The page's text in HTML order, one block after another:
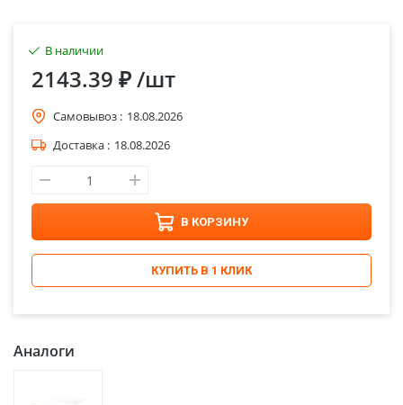
В наличии
2143.39 ₽/шт
Самовывоз : 18.08.2026
Доставка : 18.08.2026
В КОРЗИНУ
КУПИТЬ В 1 КЛИК
Аналоги